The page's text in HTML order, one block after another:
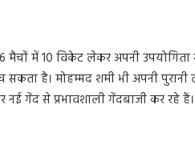
मैचों में 10 विकेट लेकर अपनी
है। मोहम्मद शमी भी अपनी
गेंद से प्रभावशाली गेंदबाजी कर रहे हैं।